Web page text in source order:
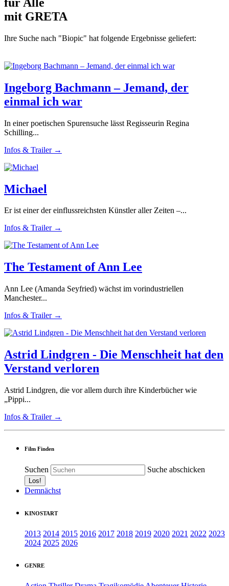
mit GRETA
Ihre Suche nach "Biopic" hat folgende Ergebnisse geliefert:
Ingeborg Bachmann – Jemand, der
einmal ich war
In einer poetischen Spurensuche lässt Regisseurin Regina
Schilling...
Infos & Trailer →
Michael
Er ist einer der einflussreichsten Künstler aller Zeiten –...
Infos & Trailer →
The Testament of Ann Lee
Ann Lee (Amanda Seyfried) wächst im vorindustriellen
Manchester...
Infos & Trailer →
Astrid Lindgren - Die Menschheit hat den
Verstand verloren
Astrid Lindgren, die vor allem durch ihre Kinderbücher wie
„Pippi...
Infos & Trailer →
Film Finden
Suchen Suche abschicken
Demnächst
KINOSTART
2013 2014 2015 2016 2017 2018 2019 2020 2021 2022 2023
2024 2025 2026
GENRE